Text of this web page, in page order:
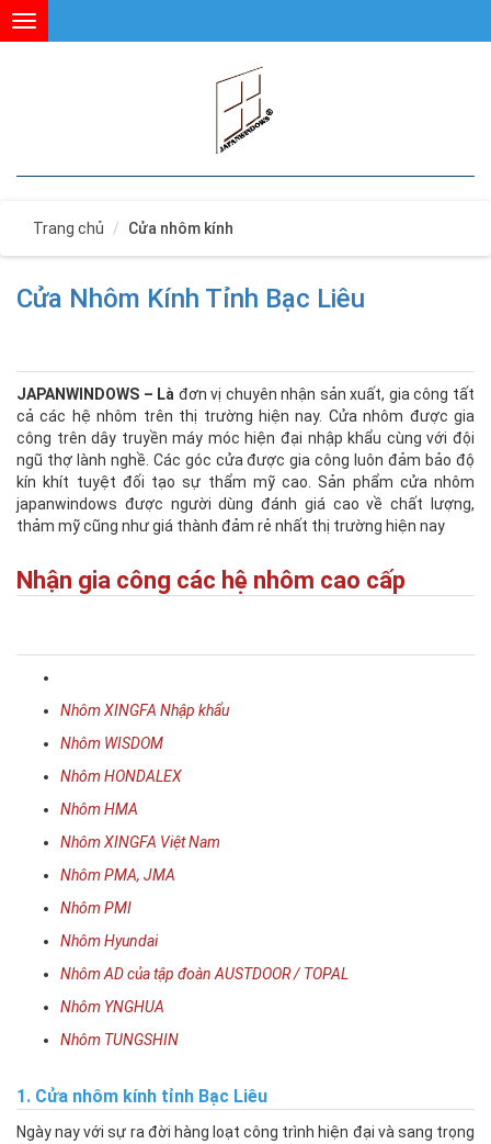
Toggle
navigation
Trang chủ Cửa nhôm kính
Cửa Nhôm Kính Tỉnh Bạc Liêu
JAPANWINDOWS – Là đơn vị chuyên nhận sản xuất, gia công tất
cả các hệ nhôm trên thị trường hiện nay. Cửa nhôm được gia
công trên dây truyền máy móc hiện đại nhập khẩu cùng với đội
ngũ thợ lành nghề. Các góc cửa được gia công luôn đảm bảo độ
kín khít tuyệt đối tạo sự thẩm mỹ cao. Sản phẩm cửa nhôm
japanwindows được người dùng đánh giá cao về chất lượng,
thảm mỹ cũng như giá thành đảm rẻ nhất thị trường hiện nay
Nhận gia công các hệ nhôm cao cấp
Nhôm XINGFA Nhập khẩu
Nhôm WISDOM
Nhôm HONDALEX
Nhôm HMA
Nhôm XINGFA Việt Nam
Nhôm PMA, JMA
Nhôm PMI
Nhôm Hyundai
Nhôm AD của tập đoàn AUSTDOOR / TOPAL
Nhôm YNGHUA
Nhôm TUNGSHIN
1. Cửa nhôm kính tỉnh Bạc Liêu
Ngày nay với sự ra đời hàng loạt công trình hiện đại và sang trọng